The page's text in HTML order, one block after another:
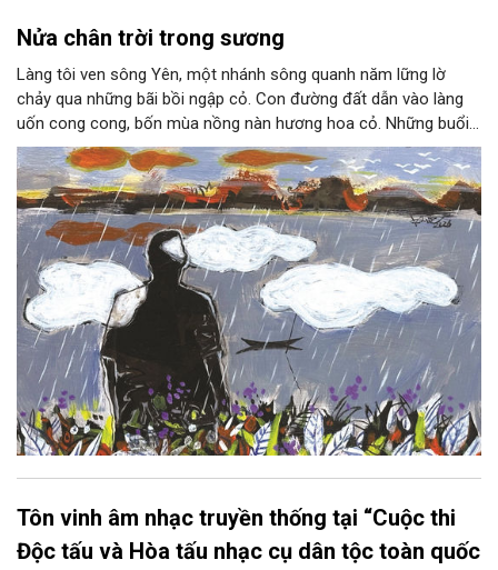
Nửa chân trời trong sương
Làng tôi ven sông Yên, một nhánh sông quanh năm lững lờ
chảy qua những bãi bồi ngập cỏ. Con đường đất dẫn vào làng
uốn cong cong, bốn mùa nồng nàn hương hoa cỏ. Những buổi
hoàng hôn, khi nắng đã dịu xuống phía cuối sông, đám hoa tím
lại thẫm màu như có ai vừa rắc lên một lớp khói.
Tôn vinh âm nhạc truyền thống tại “Cuộc thi
Độc tấu và Hòa tấu nhạc cụ dân tộc toàn quốc